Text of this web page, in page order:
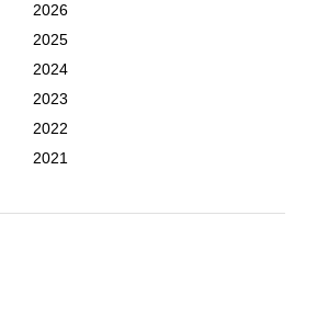
2026
2025
2024
2023
2022
2021